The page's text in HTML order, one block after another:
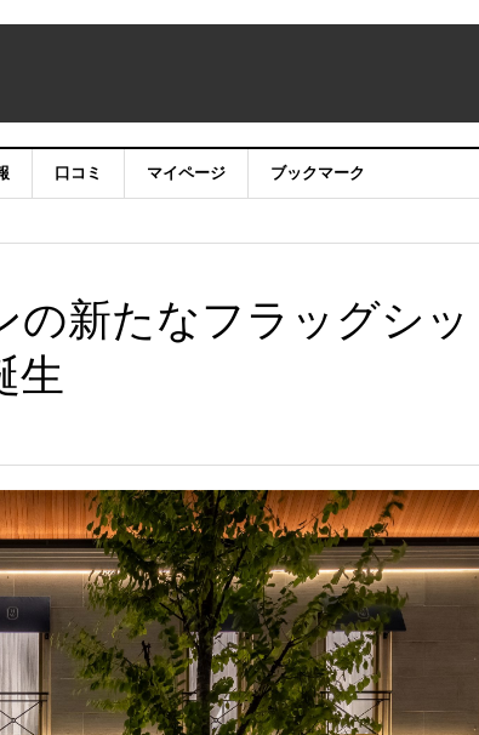
口コミ マイページ ブックマーク
新たなフラッグシッ
生